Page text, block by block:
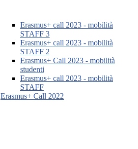
Erasmus+ call 2023 - mobilità
STAFF 3
Erasmus+ call 2023 - mobilità
STAFF 2
Erasmus+ Call 2023 - mobilità
studenti
Erasmus+ call 2023 - mobilità
STAFF
Erasmus+ Call 2022